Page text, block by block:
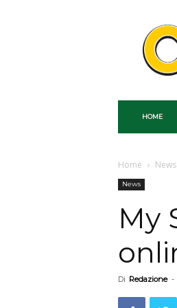
HOME
Home News
News
My
Di Redazione -